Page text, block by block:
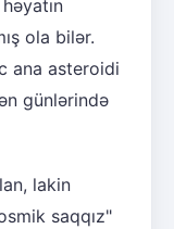
ola bilər.
ana asteroidi
günlərində
lakin
saqqız"